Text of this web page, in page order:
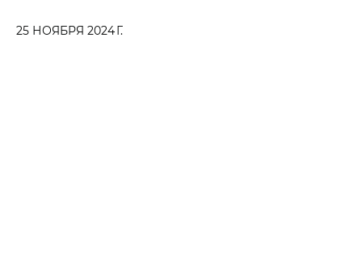
25 НОЯБРЯ 2024 Г.